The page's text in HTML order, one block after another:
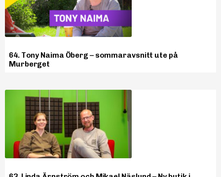
64. Tony Naima Öberg – sommaravsnitt ute på
Murberget